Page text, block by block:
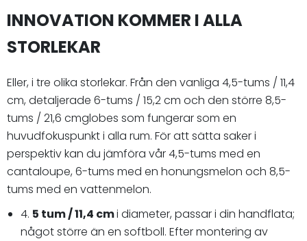
INNOVATION KOMMER I ALLA
STORLEKAR
Eller, i tre olika storlekar. Från den vanliga 4,5-tums / 11,4
cm, detaljerade 6-tums / 15,2 cm och den större 8,5-
tums / 21,6 cmglobes som fungerar som en
huvudfokuspunkt i alla rum. För att sätta saker i
perspektiv kan du jämföra vår 4,5-tums med en
cantaloupe, 6-tums med en honungsmelon och 8,5-
tums med en vattenmelon.
4. 5 tum / 11,4 cmi diameter, passar i din handflata;
något större än en softboll. Efter montering av